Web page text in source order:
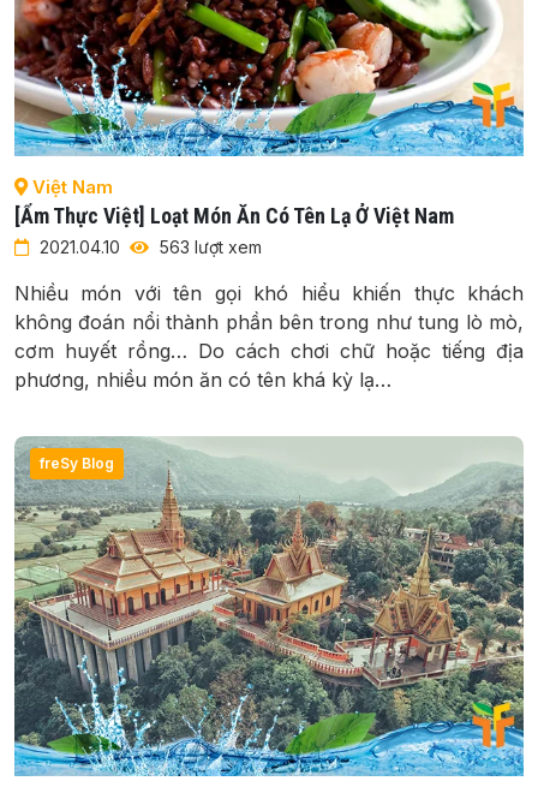
Việt Nam
[Ẩm Thực Việt] Loạt Món Ăn Có Tên Lạ Ở Việt Nam
2021.04.10 563 lượt xem
Nhiều món với tên gọi khó hiểu khiến thực khách
không đoán nổi thành phần bên trong như tung lò mò,
cơm huyết rồng… Do cách chơi chữ hoặc tiếng địa
phương, nhiều món ăn có tên khá kỳ lạ…
freSy Blog